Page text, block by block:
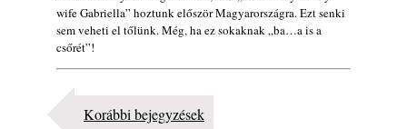
wife Gabriella” hoztunk először Magyarországra. Ezt senki
sem veheti el tőlünk. Még, ha ez sokaknak „ba…a is a
csőrét”!
Korábbi bejegyzések